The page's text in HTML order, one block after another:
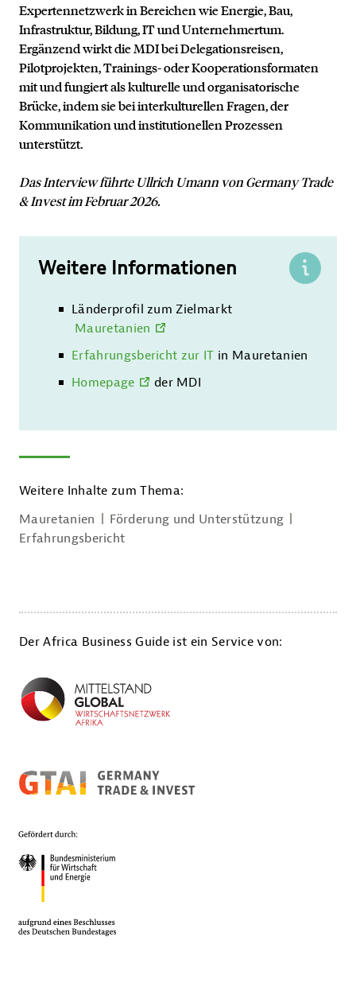
Expertennetzwerk in Bereichen wie Energie, Bau,
Infrastruktur, Bildung, IT und Unternehmertum.
Ergänzend wirkt die MDI bei Delegationsreisen,
Pilotprojekten, Trainings- oder Kooperationsformaten
mit und fungiert als kulturelle und organisatorische
Brücke, indem sie bei interkulturellen Fragen, der
Kommunikation und institutionellen Prozessen
unterstützt.
Das Interview führte Ullrich Umann von Germany Trade
& Invest im Februar 2026.
Weitere Informationen
Länderprofil zum Zielmarkt
Mauretanien
Erfahrungsbericht zur IT in Mauretanien
Homepage
der MDI
Weitere Inhalte zum Thema:
Mauretanien
Förderung und Unterstützung
Erfahrungsbericht
Der Africa Business Guide ist ein Service von: